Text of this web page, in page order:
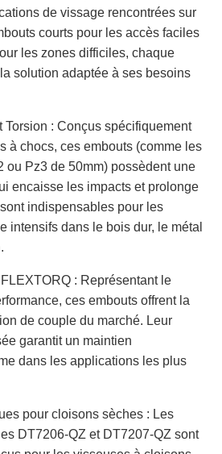
de vissage rencontrées sur
courts pour les accès faciles
les zones difficiles, chaque
solution adaptée à ses besoins
Torsion : Conçus spécifiquement
à chocs, ces embouts (comme les
ou Pz3 de 50mm) possèdent une
encaisse les impacts et prolonge
indispensables pour les
intensifs dans le bois dur, le métal
: Représentant le
ces embouts offrent la
de couple du marché. Leur
garantit un maintien
dans les applications les plus
pour cloisons sèches : Les
DT7206-QZ et DT7207-QZ sont